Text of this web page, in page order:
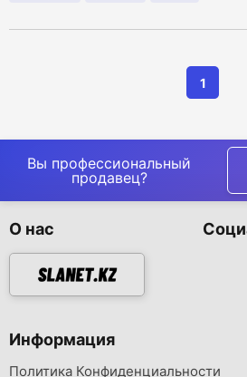
1
Вы профессиональный
продавец?
О нас
Информация
Политика Конфиденциальности